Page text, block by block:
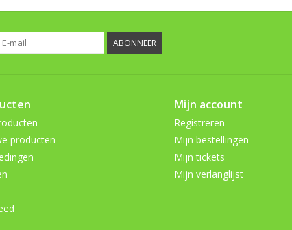
ABONNEER
producten
Mijn account
Registreren
Mijn bestellingen
Mijn tickets
Mijn verlanglijst